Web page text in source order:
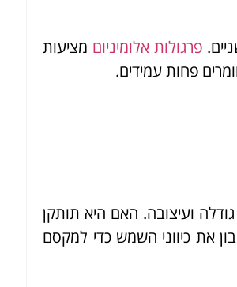
פרגולות אלומיניום מציעות
פחות עמידים.
ועיצובה. האם היא תותקן
את כיווני השמש כדי למקסם